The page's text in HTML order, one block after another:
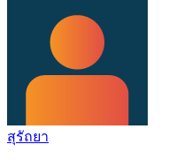
สุรัถยา